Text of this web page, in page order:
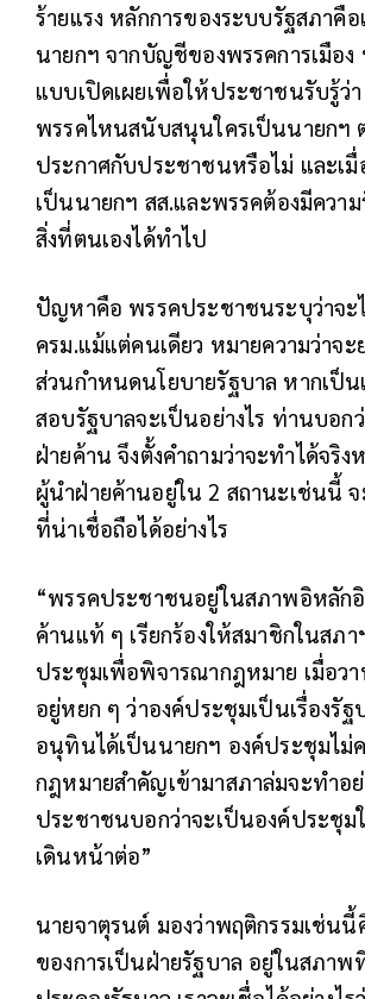
ร้ายแรง หลักการของระบบรัฐสภาคื
นายกฯ จากบัญชีของพรรคการเมือง
แบบเปิดเผยเพื่อให้ประชาชนรับรู้ว่
พรรคไหนสนับสนุนใครเป็นนายกฯ
ประกาศกับประชาชนหรือไม่ และเ
เป็นนายกฯ สส.และพรรคต้องมีควา
สิ่งที่ตนเองได้ทำไป
ปัญหาคือ พรรคประชาชนระบุว่าจะ
ครม.แม้แต่คนเดียว หมายความว่าจ
ส่วนกำหนดนโยบายรัฐบาล หากเป็น
สอบรัฐบาลจะเป็นอย่างไร ท่านบอก
ฝ่ายค้าน จึงตั้งคำถามว่าจะทำได้จริง
ผู้นำฝ่ายค้านอยู่ใน 2 สถานะเช่นนี้
ที่น่าเชื่อถือได้อย่างไร
“พรรคประชาชนอยู่ในสภาพอิหลัก
ค้านแท้ ๆ เรียกร้องให้สมาชิกในสภ
ประชุมเพื่อพิจารณากฎหมาย เมื่อ
อยู่หยก ๆ ว่าองค์ประชุมเป็นเรื่องรัฐ
อนุทินได้เป็นนายกฯ องค์ประชุมไม่
กฎหมายสำคัญเข้ามาสภาล่มจะทำอย่
ประชาชนบอกว่าจะเป็นองค์ประชุม
เดินหน้าต่อ”
นายจาตุรนต์ มองว่าพฤติกรรมเช่น
ของการเป็นฝ่ายรัฐบาล อยู่ในสภาพ